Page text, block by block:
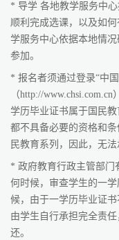
* 导学 各地教学服务中
顺利完成选课，以及如
学服务中心依据本地情
参加。
* 报名者须通过登录“中
（http://
学历毕业证书属于国民教
都不具备必要的资格和
民教育系列，因此，无
* 政府教育行政主管部门
何时候，审查学生的一
候，由于一学历毕业证书
由学生自行承担完全责
还。